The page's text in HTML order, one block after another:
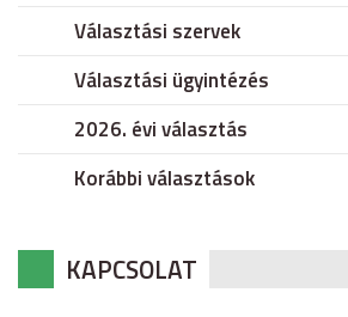
Választási szervek
Választási ügyintézés
2026. évi választás
Korábbi választások
KAPCSOLAT